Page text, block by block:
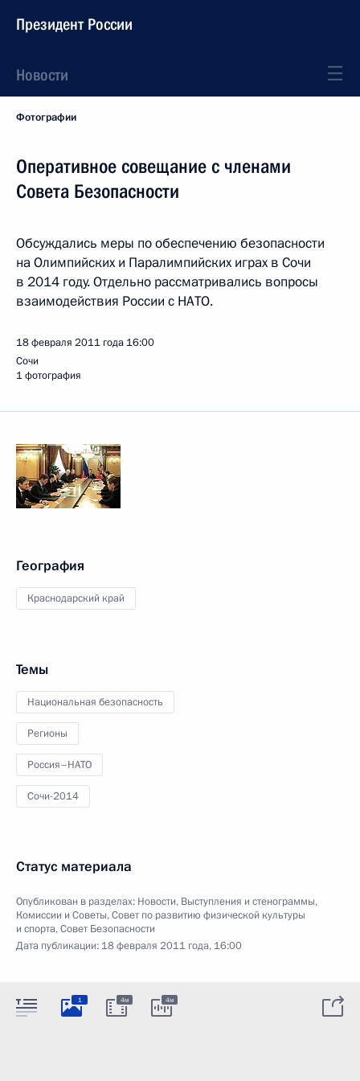
Президент России
Новости
Фотографии
Оперативное совещание с членами
Совета Безопасности
Обсуждались меры по обеспечению безопасности
на Олимпийских и Паралимпийских играх в Сочи
в 2014 году. Отдельно рассматривались вопросы
взаимодействия России с НАТО.
18 февраля 2011 года 16:00
Сочи
1 фотография
География
Краснодарский край
Темы
Национальная безопасность
Регионы
Россия–НАТО
Сочи-2014
Статус материала
Опубликован в разделах: Новости, Выступления и стенограммы,
Комиссии и Советы,Совет по развитию физической культуры
и спорта,Совет Безопасности
Дата публикации: 18 февраля 2011 года, 16:00
1 4м 4м